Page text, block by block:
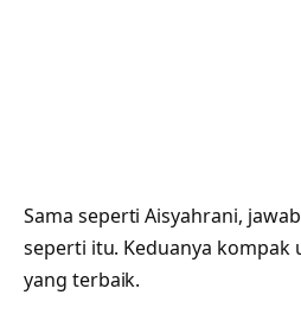
Sama seperti Aisyahrani,
seperti itu. Keduanya kompak
yang terbaik.